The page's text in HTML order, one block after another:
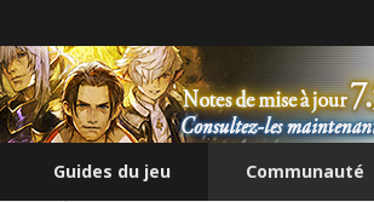
Guides du jeu Communauté